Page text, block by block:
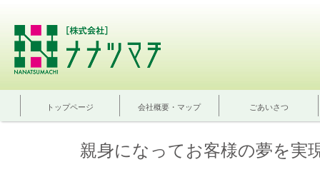
トップページ 会社概要・マップ ごあいさつ
親身になってお客様の夢を実